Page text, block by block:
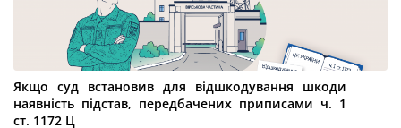
Якщо суд встановив для відшкодування шкоди
наявність підстав, передбачених приписами ч. 1
ст. 1172 Ц